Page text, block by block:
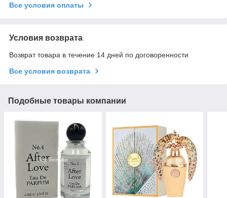
Все условия оплаты
Условия возврата
Возврат товара в течение 14 дней по договоренности
Все условия возврата
Подобные товары компании